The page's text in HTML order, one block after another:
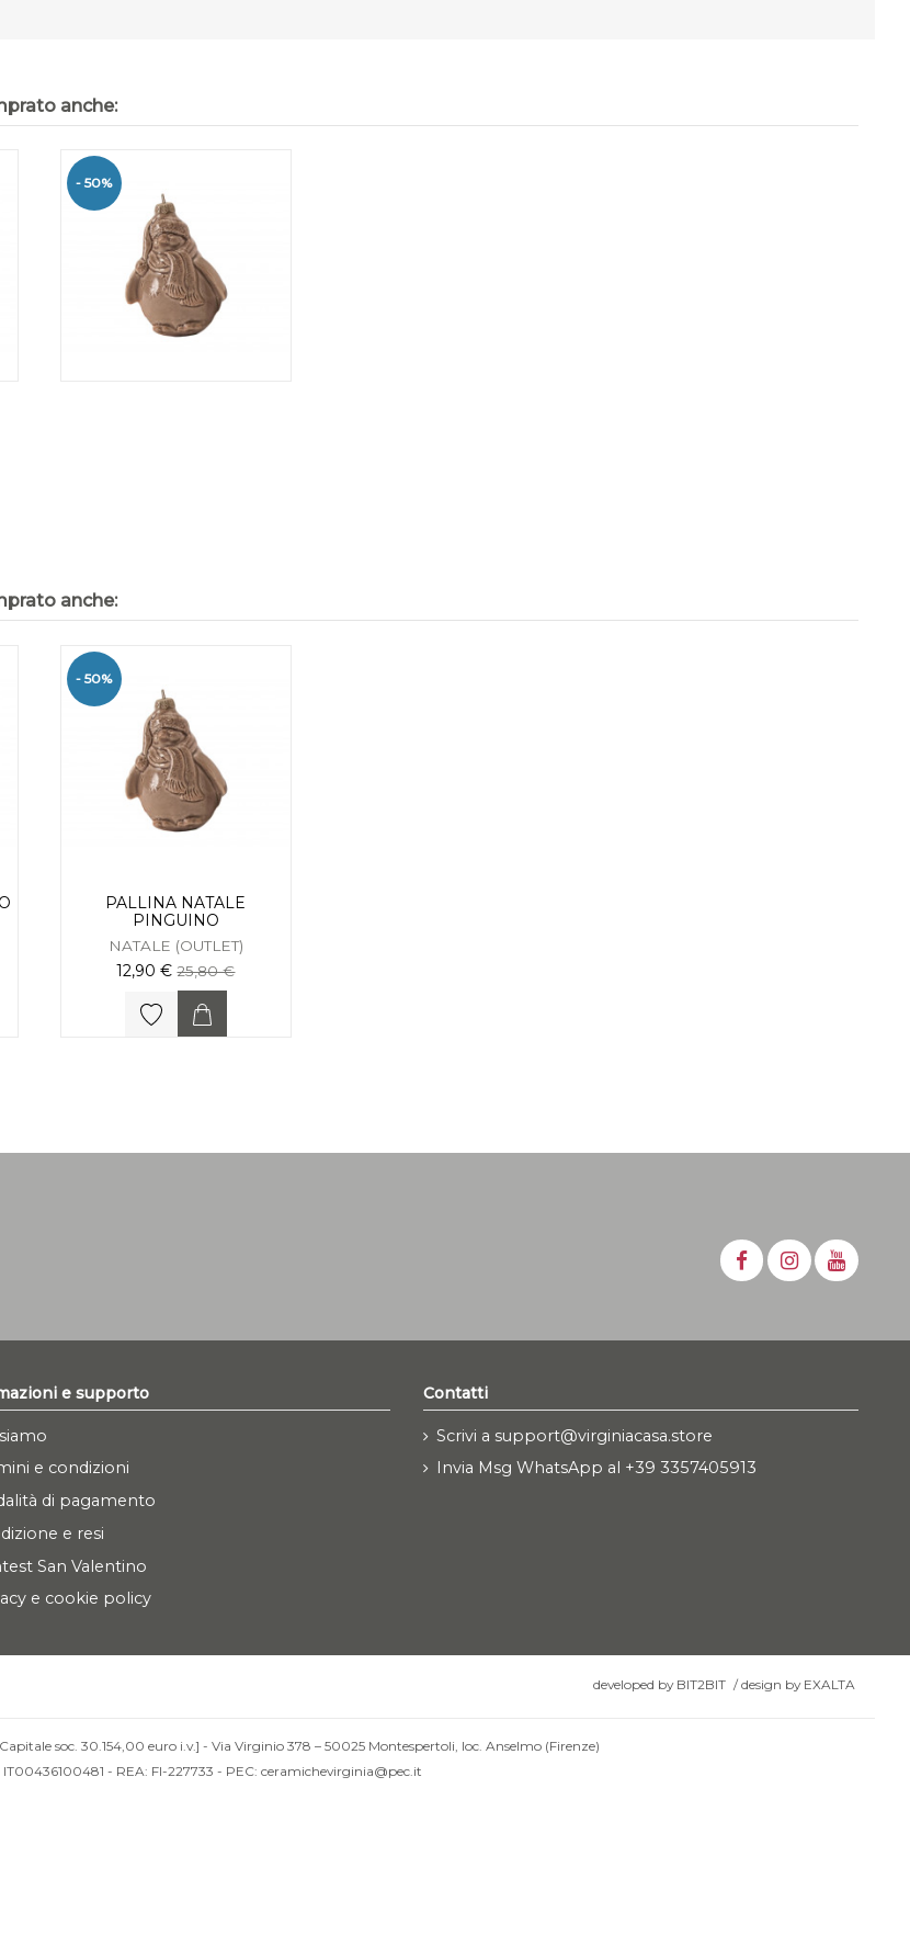
anche:
- 50%
anche:
- 50%
PALLINA NATALE
PINGUINO
NATALE (OUTLET)
12,90 €25,80 €
e supporto
e condizioni
di pagamento
e resi
San Valentino
e cookie policy
Contatti
Scrivi a support@virginiacasa.store
Invia Msg WhatsApp al +39 3357405913
developed by BIT2BIT /design by EXALTA
soc. 30.154,00 euro i.v.] - Via Virginio 378 – 50025 Montespertoli, loc. Anselmo (Firenze)
IT00436100481 - REA: FI-227733 - PEC: ceramichevirginia@pec.it